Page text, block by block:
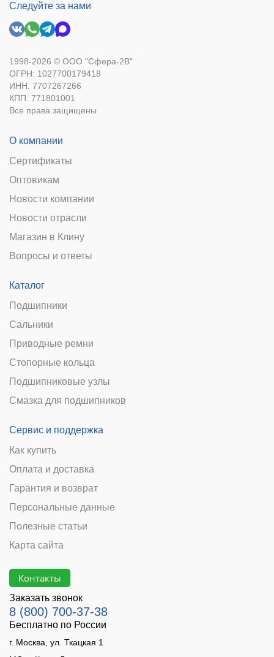
Следуйте за нами
1998-2026 © ООО "Сфера-2В"
ОГРН: 1027700179418
ИНН: 7707267266
КПП: 771801001
Все права защищены
О компании
Сертификаты
Оптовикам
Новости компании
Новости отрасли
Магазин в Клину
Вопросы и ответы
Каталог
Подшипники
Сальники
Приводные ремни
Стопорные кольца
Подшипниковые узлы
Смазка для подшипников
Сервис и поддержка
Как купить
Оплата и доставка
Гарантия и возврат
Персональные данные
Полезные статьи
Карта сайта
Контакты
Заказать звонок
8 (800) 700-37-38
Бесплатно по России
г. Москва, ул. Ткацкая 1